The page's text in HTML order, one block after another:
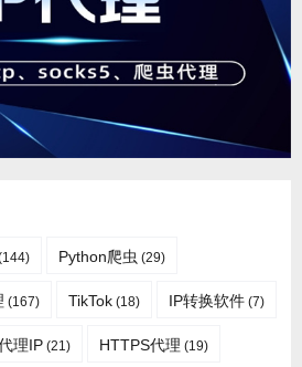
Python爬虫 (29)
(167) TikTok (18) IP转换软件 (7)
理IP (21) HTTPS代理 (19)